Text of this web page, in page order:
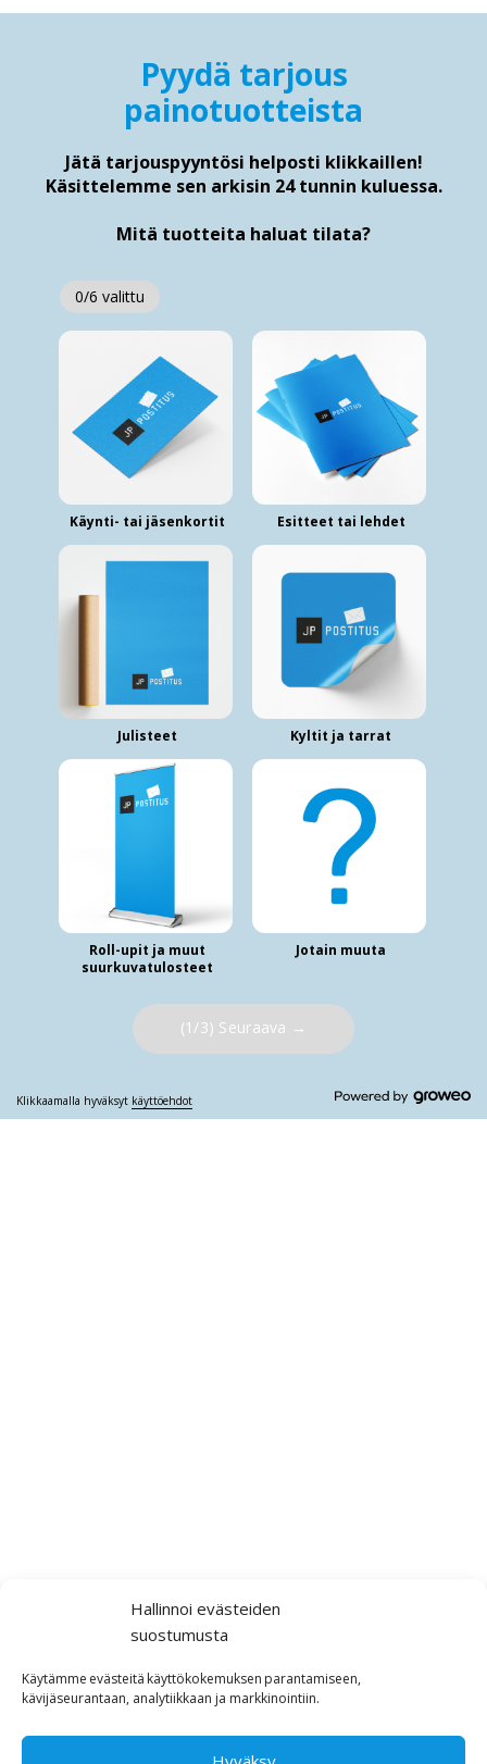
Hallinnoi evästeiden
suostumusta
Käytämme evästeitä käyttökokemuksen parantamiseen,
kävijäseurantaan, analytiikkaan ja markkinointiin.